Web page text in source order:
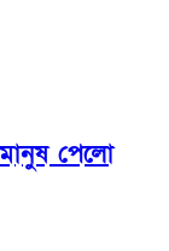
মানুষ পেলো